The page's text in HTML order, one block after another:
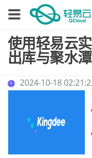
使用轻易云
出库与聚水
2024-10-18